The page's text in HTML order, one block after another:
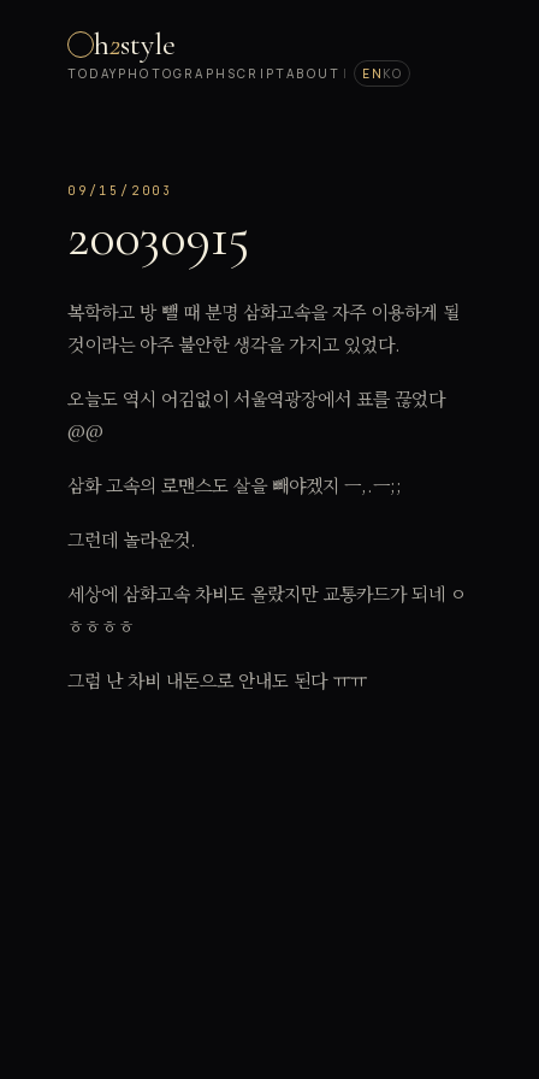
h2style
TODAY PHOTOGRAPH SCRIPTABOUT | EN KO
09/15/2003
20030915
복학하고 방 뺄 때 분명 삼화고속을 자주 이용하게 될
것이라는 아주 불안한 생각을 가지고 있었다.
오늘도 역시 어김없이 서울역광장에서 표를 끊었다
@@
삼화 고속의 로맨스도 살을 빼야겠지 ㅡ,.ㅡ;;
그런데 놀라운것.
세상에 삼화고속 차비도 올랐지만 교통카드가 되네 ㅇ
ㅎㅎㅎㅎ
그럼 난 차비 내돈으로 안내도 된다 ㅠㅠ